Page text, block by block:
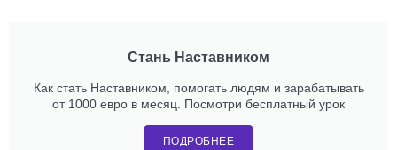
Стань Наставником
Как стать Наставником, помогать людям и зарабатывать
от 1000 евро в месяц. Посмотри бесплатный урок
ПОДРОБНЕЕ